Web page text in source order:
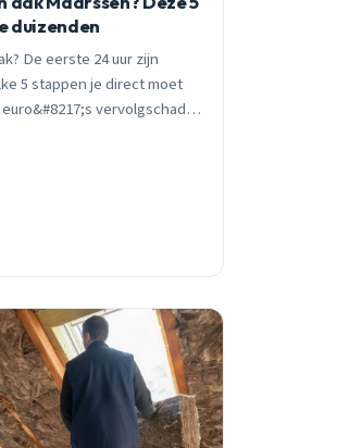
duizenden
De eerste 24 uur zijn
5 stappen je direct moet
vervolgschade